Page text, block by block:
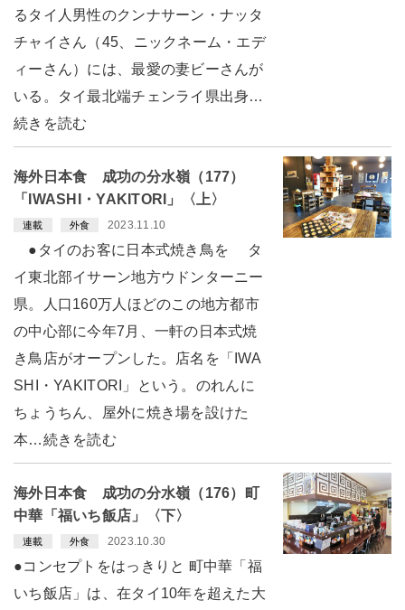
るタイ人男性のクンナサーン・ナッタ
チャイさん（45、ニックネーム・エデ
ィーさん）には、最愛の妻ビーさんが
いる。タイ最北端チェンライ県出身…
続きを読む
海外日本食 成功の分水嶺（177）
「IWASHI・YAKITORI」〈上〉
連載 外食 2023.11.10
●タイのお客に日本式焼き鳥を タ
イ東北部イサーン地方ウドンターニー
県。人口160万人ほどのこの地方都市
の中心部に今年7月、一軒の日本式焼
き鳥店がオープンした。店名を「IWA
SHI・YAKITORI」という。のれんに
ちょうちん、屋外に焼き場を設けた
本…続きを読む
海外日本食 成功の分水嶺（176）町
中華「福いち飯店」〈下〉
連載 外食 2023.10.30
●コンセプトをはっきりと 町中華「福
いち飯店」は、在タイ10年を超えた大